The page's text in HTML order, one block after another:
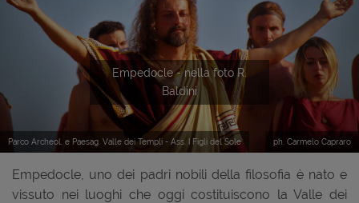
Empedocle - nella foto R.
Baldini
Parco Archeol. e Paesag. Valle dei Templi - Ass. I Figli del Sole ph. Carmelo Capraro
Previous
Empedocle, uno dei padri nobili della filosofia è nato e
vissuto nei luoghi che oggi costituiscono la Valle dei